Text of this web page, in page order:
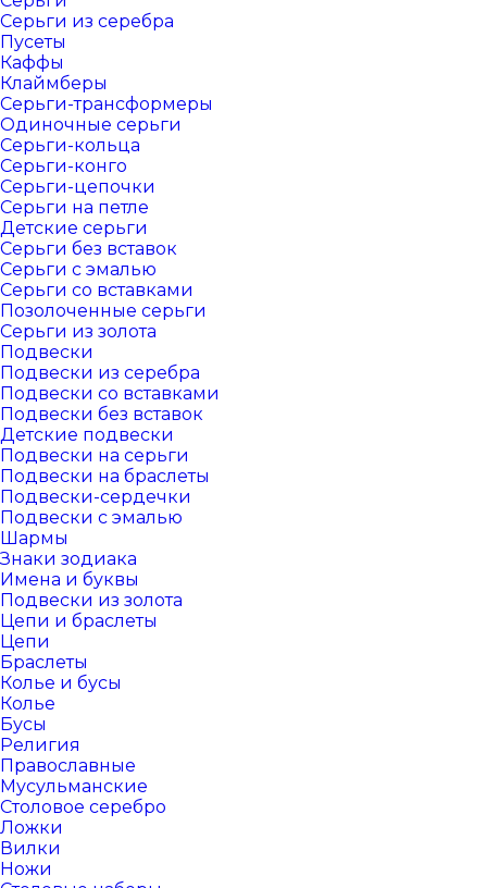
Серьги из серебра
Пусеты
Каффы
Клаймберы
Серьги-трансформеры
Одиночные серьги
Серьги-кольца
Серьги-конго
Серьги-цепочки
Серьги на петле
Детские серьги
Серьги без вставок
Серьги с эмалью
Серьги со вставками
Позолоченные серьги
Серьги из золота
Подвески
Подвески из серебра
Подвески со вставками
Подвески без вставок
Детские подвески
Подвески на серьги
Подвески на браслеты
Подвески-сердечки
Подвески с эмалью
Шармы
Знаки зодиака
Имена и буквы
Подвески из золота
Цепи и браслеты
Цепи
Браслеты
Колье и бусы
Колье
Бусы
Религия
Православные
Мусульманские
Столовое серебро
Ложки
Вилки
Ножи